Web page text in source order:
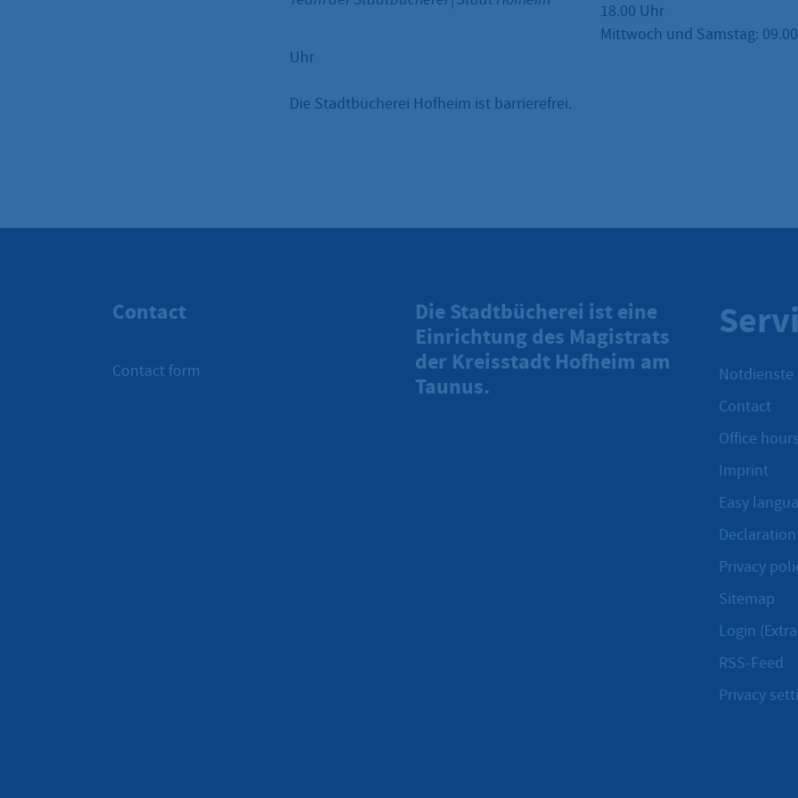
18.00 Uhr
Mittwoch und Samstag:
Uhr
Die Stadtbücherei Hofheim ist barrierefrei.
Contact
Contact form
Die Stadtbücherei ist eine
Einrichtung des Magistrats
der Kreisstadt Hofheim am
Taunus.
Notdienste
Contact
Office
Imprint
Easy
Privacy
Sitemap
Login
RSS-Feed
Privacy